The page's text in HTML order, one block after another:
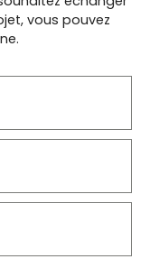
vous pouvez